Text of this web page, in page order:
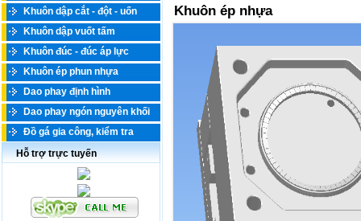
Khuôn dập cắt - đột - uốn
Khuôn dập vuốt tấm
Khuôn đúc - đúc áp lực
Khuôn ép phun nhựa
Dao phay định hình
Dao phay ngón nguyên khối
Đồ gá gia công, kiểm tra
Hỗ trợ trực tuyến
Khuôn ép nhựa